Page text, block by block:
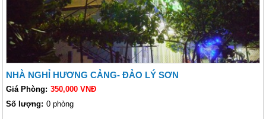
NHÀ NGHỈ HƯƠNG CẢNG- ĐẢO LÝ SƠN
Giá Phòng: 350,000 VNĐ
Số lượng: 0 phòng